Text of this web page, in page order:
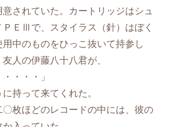
されていた。カートリッジはシュ
ＰＥⅢで、スタイラス（針）はぼく
中のものをひっこ抜いて持参し
人の伊藤八十八君が、
・・・」
持って来てくれた。
枚ほどのレコードの中には、彼の